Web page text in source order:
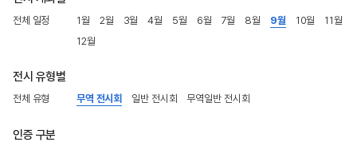
전체 일정 1월 2월 3월 4월 5월 6월 7월 8월 9월 10월
11월
12월
전시 유형별
전체 유형 무역 전시회 일반 전시회 무역일반 전시회
인증 구분